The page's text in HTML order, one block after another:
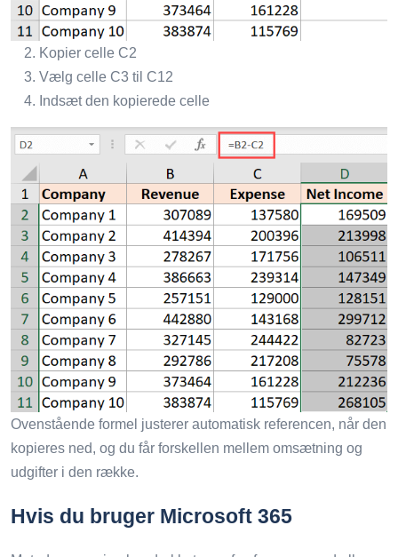
Kopier celle C2
Vælg celle C3 til C12
Indsæt den kopierede celle
Ovenstående formel justerer automatisk referencen, når den
kopieres ned, og du får forskellen mellem omsætning og
udgifter i den række.
Hvis du bruger Microsoft 365